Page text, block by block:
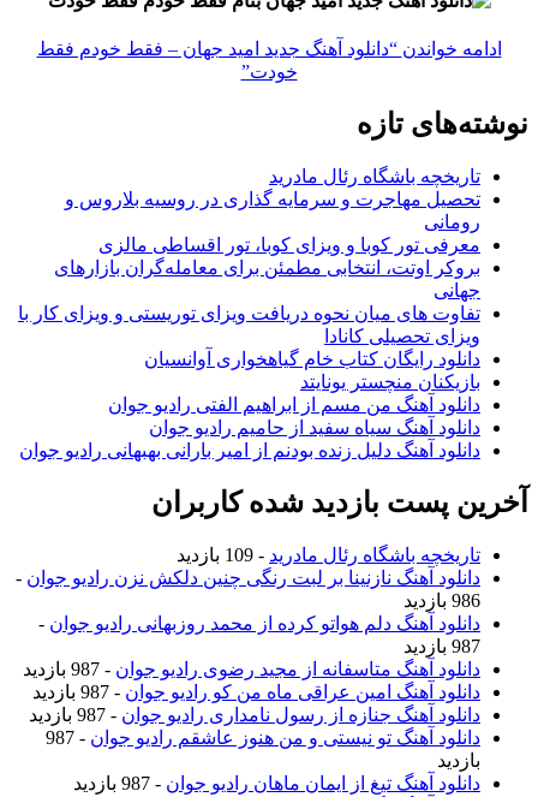
ادامه خواندن “دانلود آهنگ جدید امید جهان – فقط خودم فقط
خودت”
نوشته‌های تازه
تاریخچه باشگاه رئال مادرید
تحصیل مهاجرت و سرمایه گذاری در روسیه بلاروس و
رومانی
معرفی تور کوبا و ویزای کوبا، تور اقساطی مالزی
بروکر اوتت، انتخابی مطمئن برای معامله‌گران بازارهای
جهانی
تفاوت های میان نحوه دریافت ویزای توریستی و ویزای کار با
ویزای تحصیلی کانادا
دانلود رایگان کتاب خام گیاهخواری آوانسیان
بازیکنان منچستر یونایتد
دانلود آهنگ من مسم از ابراهیم الفتی رادیو جوان
دانلود آهنگ سیاه سفید از حامیم رادیو جوان
دانلود آهنگ دلیل زنده بودنم از امیر بارانی بهبهانی رادیو جوان
آخرین پست بازدید شده کاربران
تاریخچه باشگاه رئال مادرید - 109 بازدید
دانلود آهنگ نازنینا بر لبت رنگی چنین دلکش نزن رادیو جوان -
986 بازدید
دانلود آهنگ دلم هواتو کرده از محمد روزبهانی رادیو جوان -
987 بازدید
دانلود آهنگ متاسفانه از مجید رضوی رادیو جوان - 987 بازدید
دانلود آهنگ امین عراقی ماه من کو رادیو جوان - 987 بازدید
دانلود آهنگ جنازه از رسول نامداری رادیو جوان - 987 بازدید
دانلود آهنگ تو نیستی و من هنوز عاشقم رادیو جوان
- 987
بازدید
دانلود آهنگ تیغ از ایمان ماهان رادیو جوان - 987 بازدید